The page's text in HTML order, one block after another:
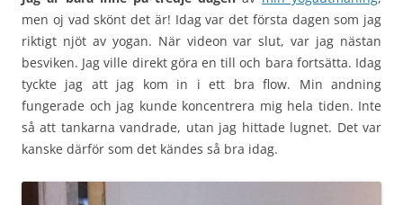
men oj vad skönt det är! Idag var det första dagen som jag
riktigt njöt av yogan. När videon var slut, var jag nästan
besviken. Jag ville direkt göra en till och bara fortsätta. Idag
tyckte jag att jag kom in i ett bra flow. Min andning
fungerade och jag kunde koncentrera mig hela tiden. Inte
så att tankarna vandrade, utan jag hittade lugnet. Det var
kanske därför som det kändes så bra idag.